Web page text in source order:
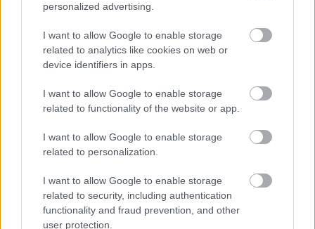
personalized advertising.
I want to allow Google to enable storage
related to analytics like cookies on web or
device identifiers in apps.
I want to allow Google to enable storage
related to functionality of the website or app.
I want to allow Google to enable storage
related to personalization.
I want to allow Google to enable storage
related to security, including authentication
functionality and fraud prevention, and other
user protection.
New Beat – A bookolás szépsége
(Magyar koncertszervezők,
promóterek 2018-ban 5.)
most a magyar koncert- és partiszervezőcégekről,
promóterekről készítünk pillanatképet. „A dolgok
állása” a koncert- és partiszakma felől nézve – íme, a